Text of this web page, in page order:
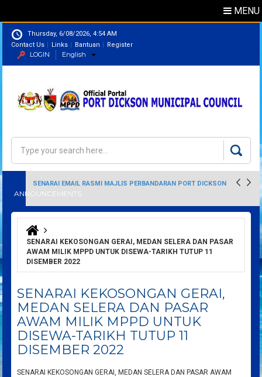
MENU
Thursday, 6/08/2026, 4:54 AM
Contact Us
Links Bantuan Register
LOGIN English
Search form
ANNOUNCEMENTS
SENARAI EMAIL RASMI MAJLIS PERBANDARAN PORT DICKSON
You are here
SENARAI KEKOSONGAN GERAI, MEDAN SELERA DAN PASAR
AWAM MILIK MPPD UNTUK DISEWA-TARIKH TUTUP 11
DISEMBER 2022
SENARAI KEKOSONGAN GERAI,
MEDAN SELERA DAN PASAR
AWAM MILIK MPPD UNTUK
DISEWA-TARIKH TUTUP 11
DISEMBER 2022
SENARAI KEKOSONGAN GERAI, MEDAN SELERA DAN PASAR AWAM